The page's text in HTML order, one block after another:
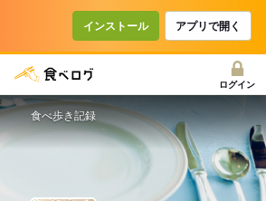
インストール アプリで開く
ログイン
食べ歩き記録